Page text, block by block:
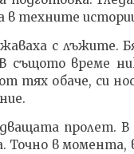
в техните
с лъжите.
същото време
тях обаче, си
пролет. В
в момента,